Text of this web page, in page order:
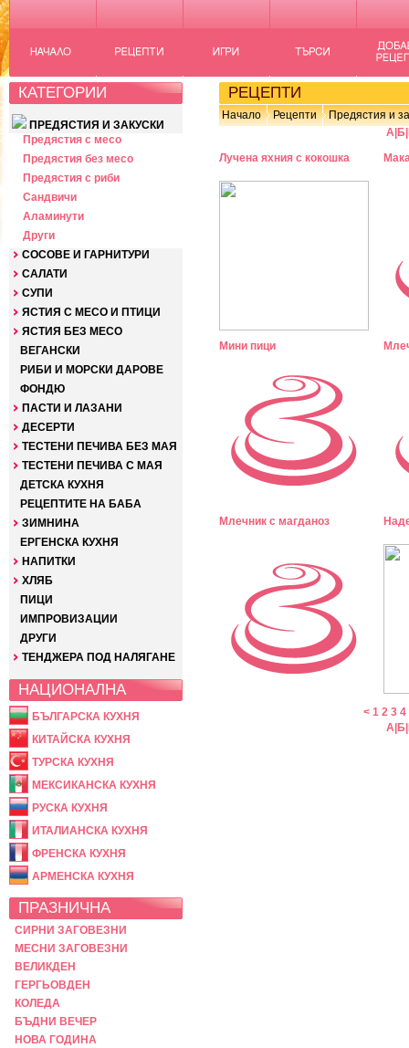
КАТЕГОРИИ
ПРЕДЯСТИЯ И ЗАКУСКИ
Предястия с месо
Предястия без месо
Предястия с риби
Сандвичи
Аламинути
Други
СОСОВЕ И ГАРНИТУРИ
САЛАТИ
СУПИ
ЯСТИЯ С МЕСО И ПТИЦИ
ЯСТИЯ БЕЗ МЕСО
ВЕГАНСКИ
РИБИ И МОРСКИ ДАРОВЕ
ФОНДЮ
ПАСТИ И ЛАЗАНИ
ДЕСЕРТИ
ТЕСТЕНИ ПЕЧИВА БЕЗ МАЯ
ТЕСТЕНИ ПЕЧИВА С МАЯ
ДЕТСКА КУХНЯ
РЕЦЕПТИТЕ НА БАБА
ЗИМНИНА
ЕРГЕНСКА КУХНЯ
НАПИТКИ
ХЛЯБ
ПИЦИ
ИМПРОВИЗАЦИИ
ДРУГИ
ТЕНДЖЕРА ПОД НАЛЯГАНЕ
НАЦИОНАЛНА
БЪЛГАРСКА КУХНЯ
КИТАЙСКА КУХНЯ
ТУРСКА КУХНЯ
МЕКСИКАНСКА КУХНЯ
РУСКА КУХНЯ
ИТАЛИАНСКА КУХНЯ
ФРЕНСКА КУХНЯ
АРМЕНСКА КУХНЯ
ПРАЗНИЧНА
СИРНИ ЗАГОВЕЗНИ
МЕСНИ ЗАГОВЕЗНИ
ВЕЛИКДЕН
ГЕРГЬОВДЕН
КОЛЕДА
БЪДНИ ВЕЧЕР
НОВА ГОДИНА
РЕЦЕПТИ
Начало Рецепти
Предястия и
А Б
Лучена яхния с кокошка
Мини пици
Млечник с магданоз
< 1 2 3 4
А Б